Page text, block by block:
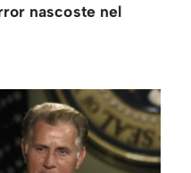
nascoste nel